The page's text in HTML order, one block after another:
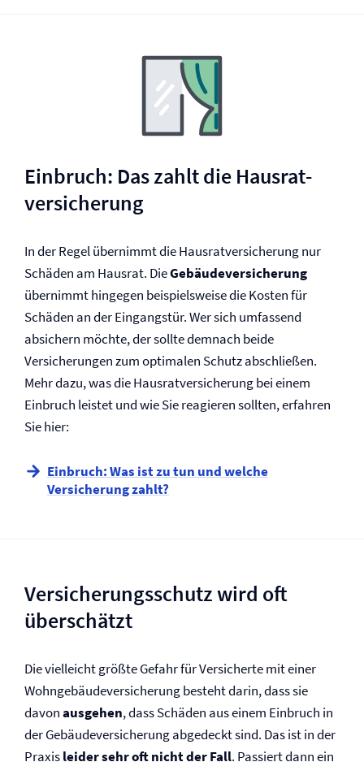
Einbruch: Das zahlt die Hausrat­
versicherung
In der Regel übernimmt die Hausrat­versicherung nur
Schäden am Hausrat. DieGebäude­versicherung
übernimmt hingegen beispielsweise die Kosten für
Schäden an der Eingangstür. Wer sich umfassend
absichern möchte, der sollte demnach beide
Versicherungen zum optimalen Schutz abschließen.
Mehr dazu, was die Hausrat­versicherung bei einem
Einbruch leistet und wie Sie reagieren sollten, erfahren
Sie hier:
Einbruch: Was ist zu tun und welche
Versicherung zahlt?
Versicherungsschutz wird oft
überschätzt
Die vielleicht größte Gefahr für Versicherte mit einer
Wohngebäude­versicherung besteht darin, dass sie
davonausgehen, dass Schäden aus einem Einbruch in
der Gebäude­versicherung abgedeckt sind. Das ist in der
Praxisleider sehr oft nicht der Fall. Passiert dann ein